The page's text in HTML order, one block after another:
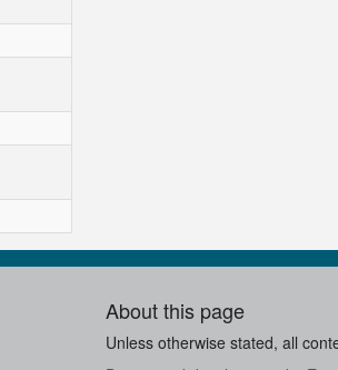
About this page
Unless otherwise stated, all